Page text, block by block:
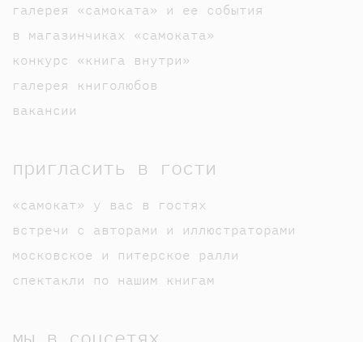
галерея «самоката» и ее события
в магазинчиках «самоката»
конкурс «книга внутри»
галерея книголюбов
вакансии
пригласить в гости
«самокат» у вас в гостях
встречи с авторами и иллюстраторами
московское и питерское ралли
спектакли по нашим книгам